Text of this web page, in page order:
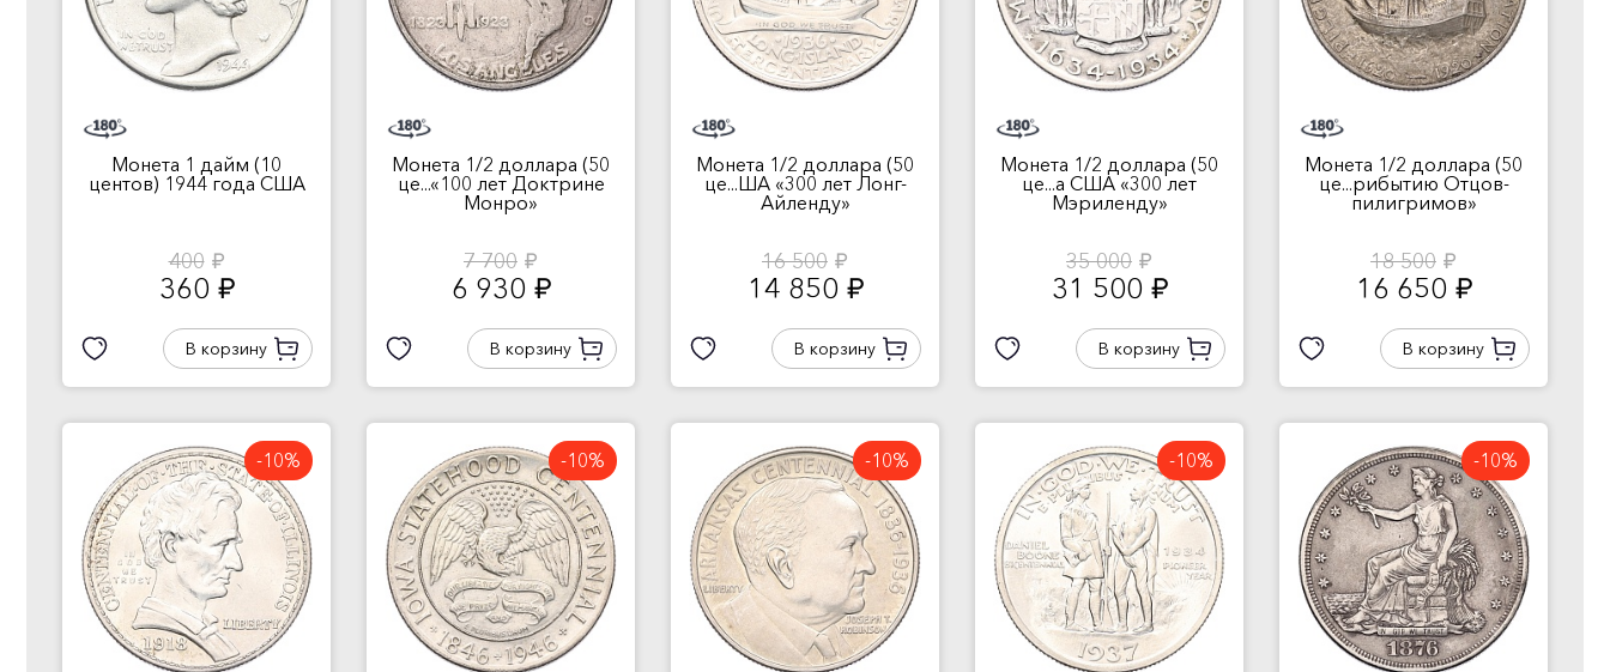
Монета 1 дайм (10
центов) 1944 года США
400 руб.
360 руб.
В корзину
Монета 1/2 доллара (50
це...«100 лет Доктрине
Монро»
7 700 руб.
6 930 руб.
В корзину
Монета 1/2 доллара (50
це...ША «300 лет Лонг-
Айленду»
16 500 руб.
14 850 руб.
В корзину
Монета 1/2 доллара (50
це...а США «300 лет
Мэриленду»
35 000 руб.
31 500 руб.
В корзину
Монета 1/2 доллара (50
це...рибытию Отцов-
пилигримов»
18 500 руб.
16 650 руб.
В корзину
-10% -10% -10% -10% -10%